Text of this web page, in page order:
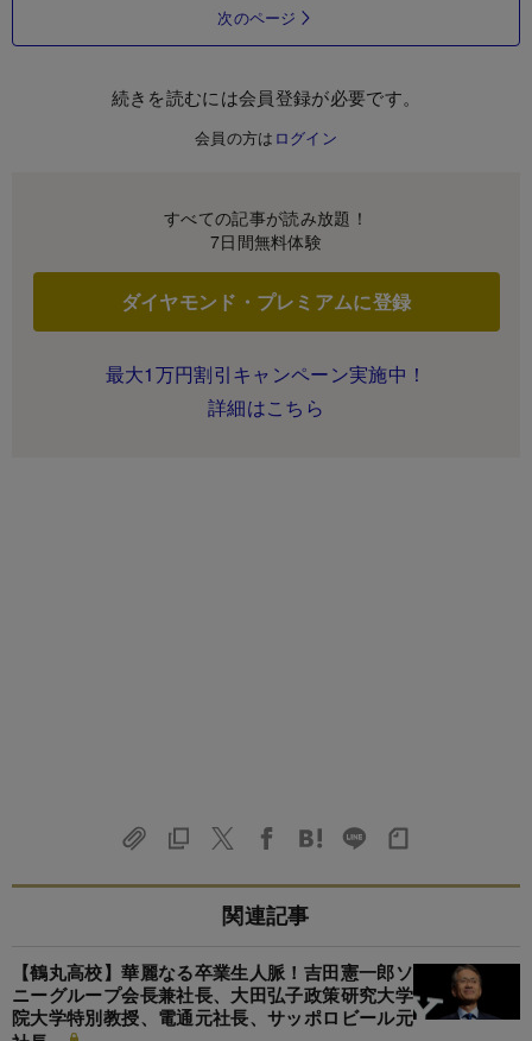
次のページ
続きを読むには会員登録が必要です。
会員の方は ログイン
すべての記事が読み放題！
7日間無料体験
ダイヤモンド・プレミアムに登録
最大1万円割引キャンペーン実施中！
詳細はこちら
関連記事
【鶴丸高校】華麗なる卒業生人脈！吉田憲一郎ソ
ニーグループ会長兼社長、大田弘子政策研究大学
院大学特別教授、電通元社長、サッポロビール元